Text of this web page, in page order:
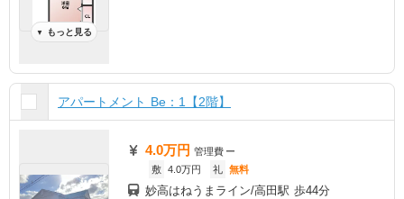
▼ もっと見る
アパートメント Be：1【2階】
4.0万円 管理費 ー
敷 4.0万円 礼 無料
妙高はねうまライン/高田駅 歩44分